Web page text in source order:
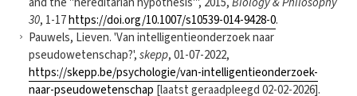
30, 1-17https://doi.org/10.1007/s10539-014-9428-0.
Pauwels, Lieven. 'Van intelligentieonderzoek naar
pseudowetenschap?',skepp, 01-07-2022,
https://skepp.be/psychologie/van-intelligentieonderzoek-
naar-pseudowetenschap [laatst geraadpleegd 02-02-2026].